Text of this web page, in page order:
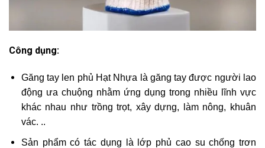
Công dụng:
Găng tay len phủ Hạt Nhựa là găng tay được người lao
động ưa chuộng nhằm ứng dụng trong nhiều lĩnh vực
khác nhau như trồng trọt, xây dựng, làm nông, khuân
vác. ..
Sản phẩm có tác dụng là lớp phủ cao su chống trơn